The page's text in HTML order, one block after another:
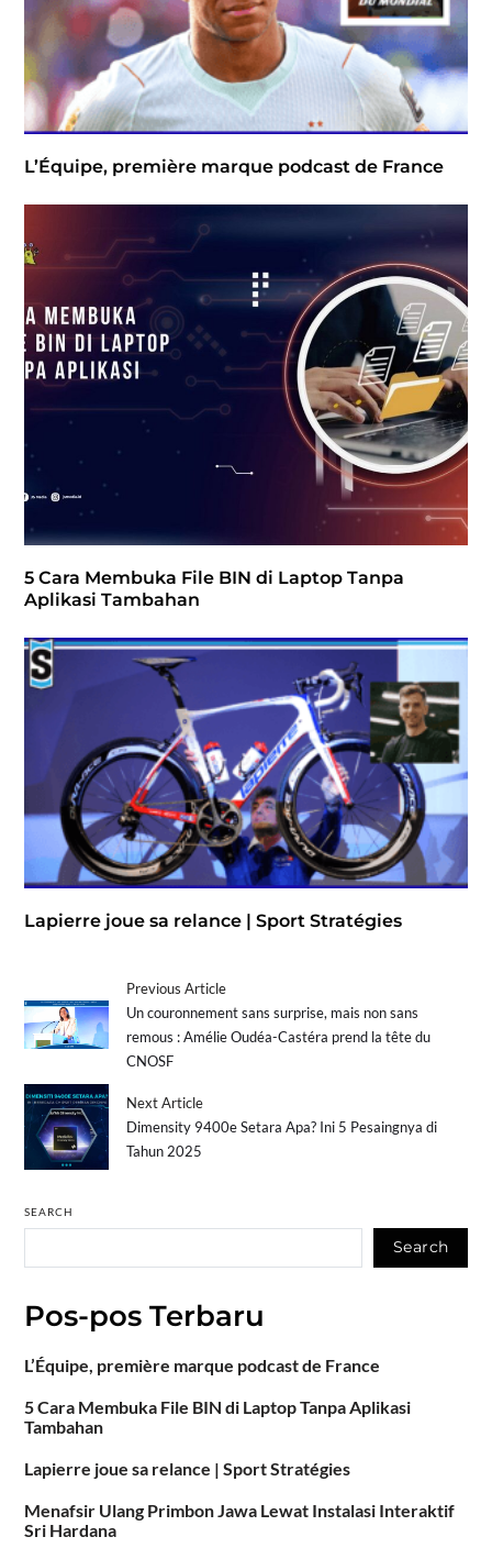
L’Équipe, première marque podcast de France
5 Cara Membuka File BIN di Laptop Tanpa
Aplikasi Tambahan
Lapierre joue sa relance | Sport Stratégies
Previous Article
Un couronnement sans surprise, mais non sans
remous : Amélie Oudéa-Castéra prend la tête du
CNOSF
Next Article
Dimensity 9400e Setara Apa? Ini 5 Pesaingnya di
Tahun 2025
SEARCH
Search
Pos-pos Terbaru
L’Équipe, première marque podcast de France
5 Cara Membuka File BIN di Laptop Tanpa Aplikasi
Tambahan
Lapierre joue sa relance | Sport Stratégies
Menafsir Ulang Primbon Jawa Lewat Instalasi Interaktif
Sri Hardana